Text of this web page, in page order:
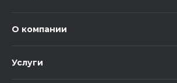
О компании
Услуги